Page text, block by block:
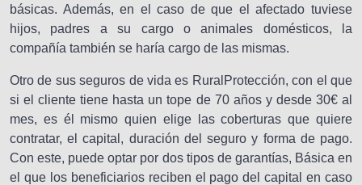
básicas. Además, en el caso de que el afectado tuviese
hijos, padres a su cargo o animales domésticos, la
compañía también se haría cargo de las mismas.
Otro de sus seguros de vida es RuralProtección, con el que
si el cliente tiene hasta un tope de 70 años y desde 30€ al
mes, es él mismo quien elige las coberturas que quiere
contratar, el capital, duración del seguro y forma de pago.
Con este, puede optar por dos tipos de garantías, Básica en
el que los beneficiarios reciben el pago del capital en caso